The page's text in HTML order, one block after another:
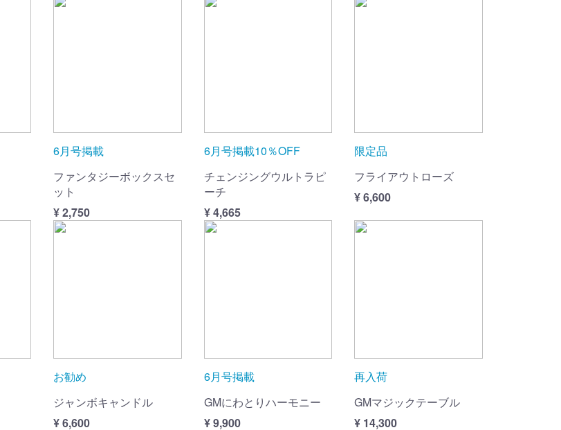
6月号掲載
ファンタジーボックスセ
ット
¥ 2,750
6月号掲載10％OFF
チェンジングウルトラピ
ーチ
¥ 4,665
限定品
フライアウトローズ
¥ 6,600
お勧め
ジャンボキャンドル
¥ 6,600
6月号掲載
GMにわとりハーモニー
¥ 9,900
再入荷
GMマジックテーブル
¥ 14,300